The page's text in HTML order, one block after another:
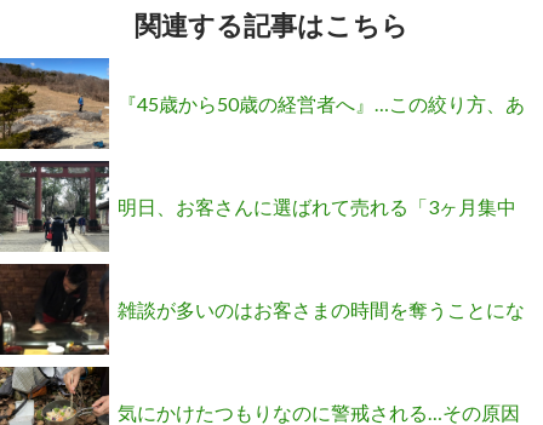
関連する記事はこちら
『45歳から50歳の経営者へ』…この絞り方、あ
なたはOK？NG？
明日、お客さんに選ばれて売れる「3ヶ月集中
プログラム」の募集をします
雑談が多いのはお客さまの時間を奪うことにな
るので営業パーソンとして失格だと思います
気にかけたつもりなのに警戒される…その原因